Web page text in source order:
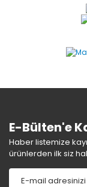
Ürün
Ürün
Ürün
E-Bülten'e
Haber listemize
ürünlerden ilk siz